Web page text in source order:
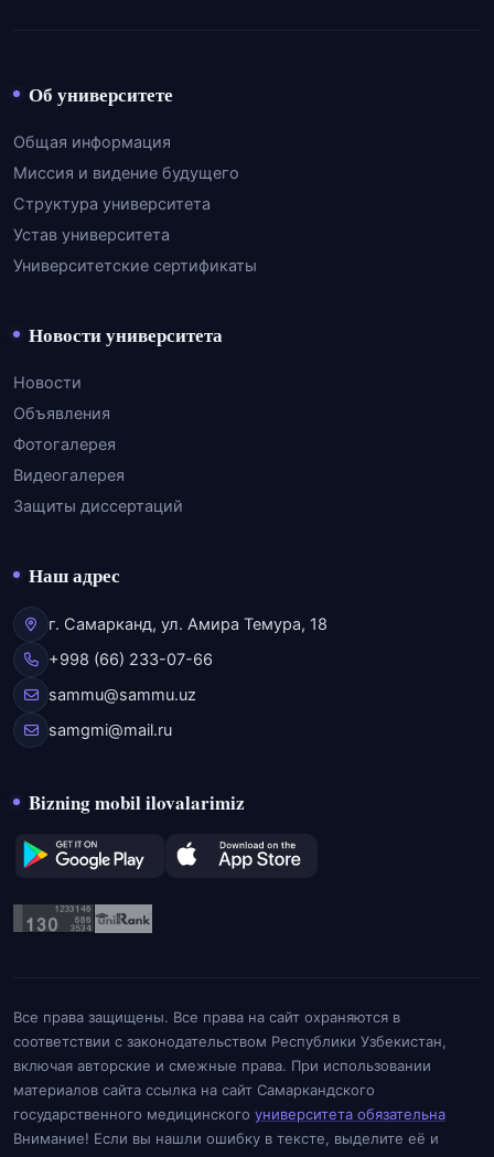
Об университете
Общая информация
Миссия и видение будущего
Структура университета
Устав университета
Университетские сертификаты
Новости университета
Новости
Объявления
Фотогалерея
Видеогалерея
Защиты диссертаций
Наш адрес
г. Самарканд, ул. Амира Темура, 18
+998 (66) 233-07-66
sammu@sammu.uz
samgmi@mail.ru
Bizning mobil ilovalarimiz
Все права защищены. Все права на сайт охраняются в
соответствии с законодательством Республики Узбекистан,
включая авторские и смежные права. При использовании
материалов сайта ссылка на сайт Самаркандского
государственного медицинского университета обязательна
Внимание! Если вы нашли ошибку в тексте, выделите её и